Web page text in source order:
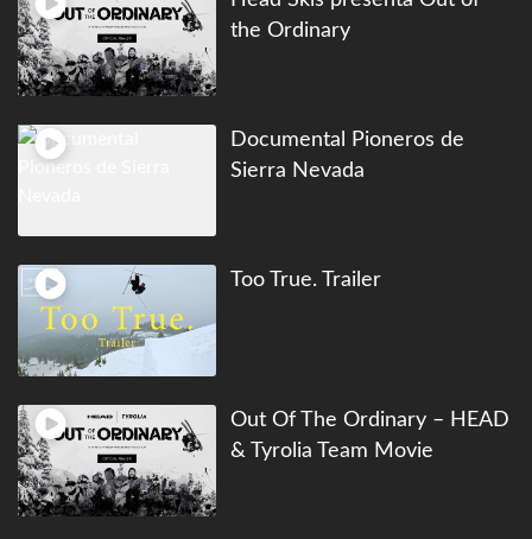
the Ordinary
Documental Pioneros de
Sierra Nevada
Too True. Trailer
Out Of The Ordinary – HEAD
& Tyrolia Team Movie